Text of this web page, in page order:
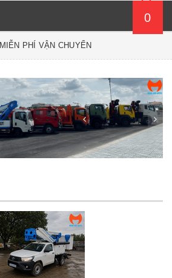
0
MIỄN PHÍ VẬN CHUYỂN